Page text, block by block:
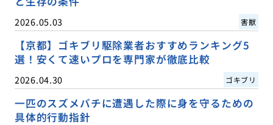
2026.05.03 害獣
【京都】ゴキブリ駆除業者おすすめランキング5
選！安くて速いプロを専門家が徹底比較
2026.04.30 ゴキブリ
一匹のスズメバチに遭遇した際に身を守るための
具体的行動指針